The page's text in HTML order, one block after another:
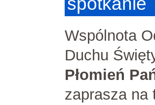
Wspólnota
Duchu
Płomień
zaprasza na